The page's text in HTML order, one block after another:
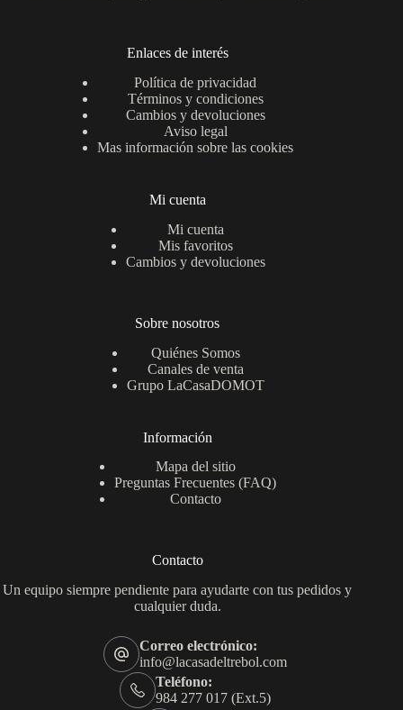
Enlaces de interés
Política de privacidad
Términos y condiciones
Cambios y devoluciones
Aviso legal
Mas información sobre las cookies
Mi cuenta
Mi cuenta
Mis favoritos
Cambios y devoluciones
Sobre nosotros
Quiénes Somos
Canales de venta
Grupo LaCasaDOMOT
Información
Mapa del sitio
Preguntas Frecuentes (FAQ)
Contacto
Contacto
Un equipo siempre pendiente para ayudarte con tus pedidos y
cualquier duda.
Correo electrónico:
info@lacasadeltrebol.com
Teléfono:
984 277 017 (Ext.5)